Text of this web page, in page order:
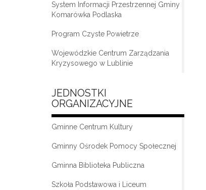
System Informacji Przestrzennej Gminy
Komarówka Podlaska
Program Czyste Powietrze
Wojewódzkie Centrum Zarządzania
Kryzysowego w Lublinie
JEDNOSTKI
ORGANIZACYJNE
Gminne Centrum Kultury
Gminny Ośrodek Pomocy Społecznej
„Moda na seniora – klub seniora w
Gminna Biblioteka Publiczna
Szkoła Podstawowa i Liceum